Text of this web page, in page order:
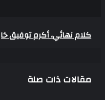
لاعبو الزمالك يطالبون بحسم
كلام نهائي، أكرم توفيق
مقالات ذات صلة